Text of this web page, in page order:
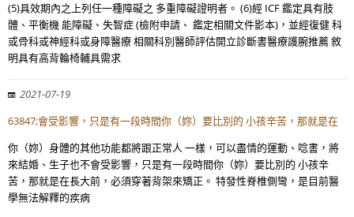
(5)具效期內之上列任一種障礙之 多重障礙證明者。 (6)經 ICF 鑑定具有肢
體、平衡機 能障礙、失智症 (檢附申請、 鑑定相關文件影本)，並經復健 科
或骨科或神經科或身障醫療 相關科別醫師評估開立診斷書醫療護腕推薦 敘
明具有高背輪椅輔具需求
2021-07-19
63847;會受影響，只是有一段時間你（妳）要比別的 小孩辛苦，那就是在
你（妳）身體的其他功能都將跟正常人 一樣，可以盡情的運動、唸書，將
來結婚、生子也不會受影響，只是有一段時間你（妳）要比別的 小孩辛
苦，那就是在長大前，必須穿著背架來矯正。 特發性脊椎側彎，是目前醫
學無法解釋的疾病